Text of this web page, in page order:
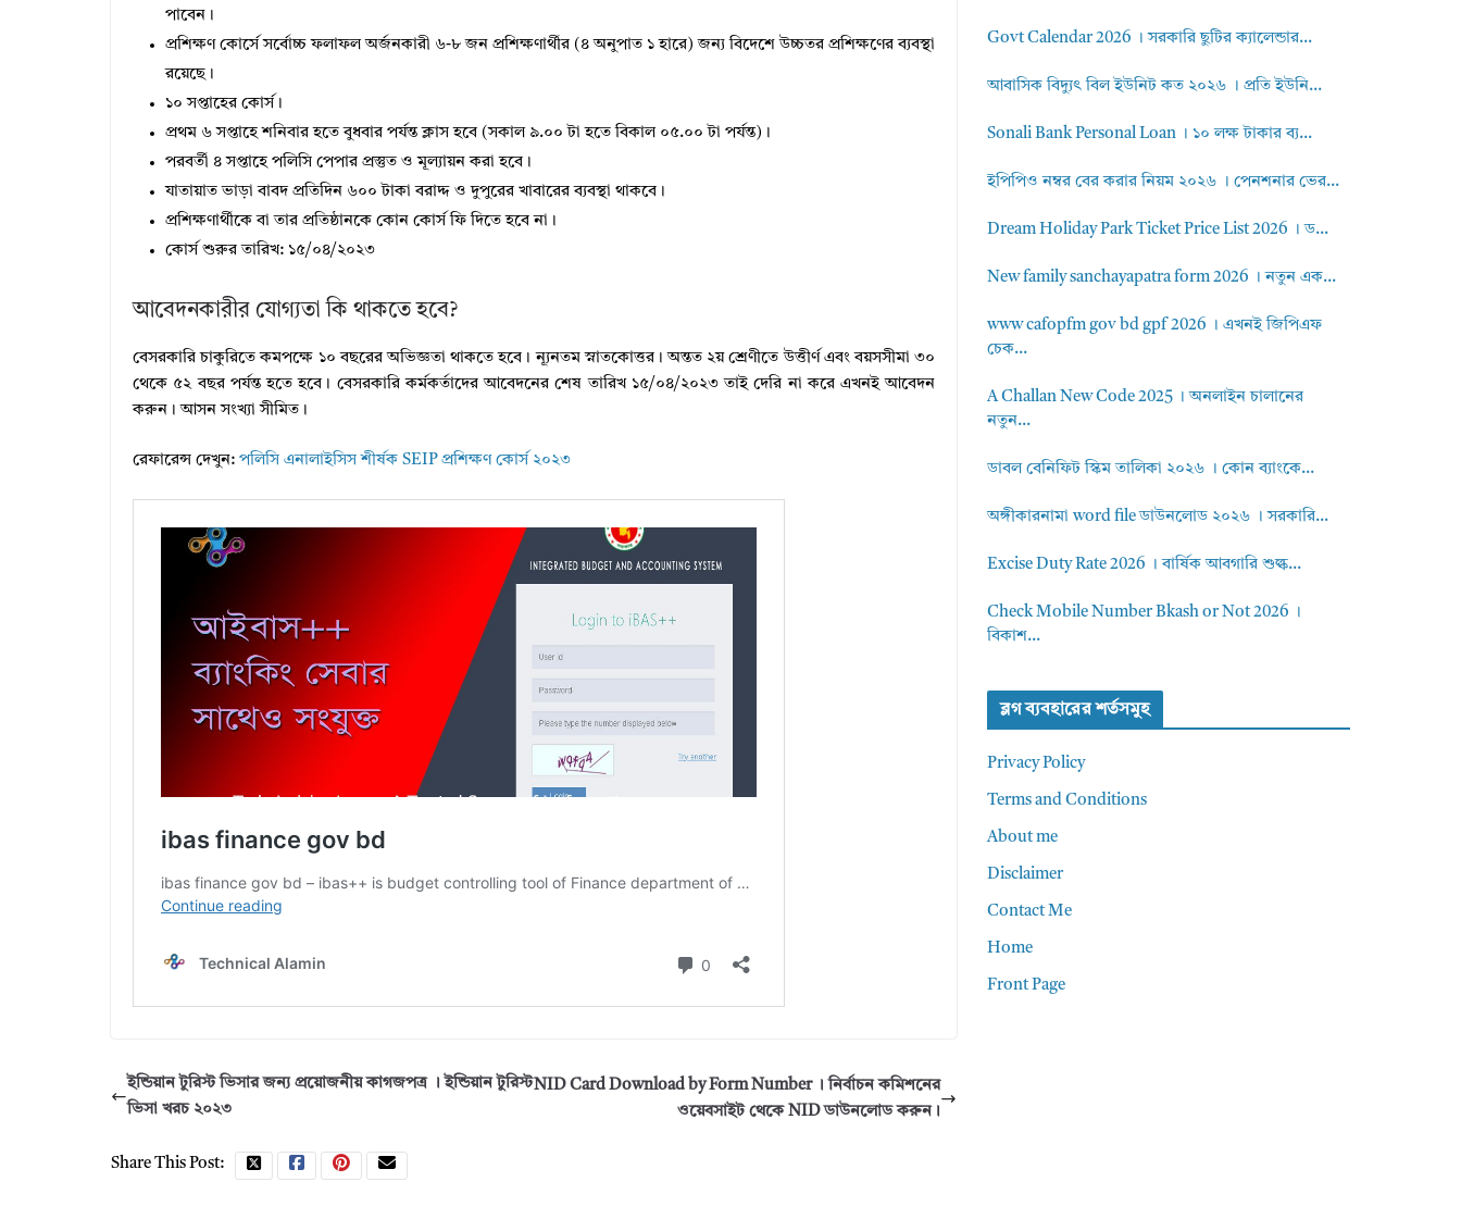
পাবেন।
প্রশিক্ষণ কোর্সে সর্বোচ্চ ফলাফল অর্জনকারী ৬-৮ জন প্রশিক্ষণার্থীর (৪ অনুপাত ১ হারে) জন্য বিদেশে উচ্চতর প্রশিক্ষণের ব্যবস্থা
রয়েছে।
১০ সপ্তাহের কোর্স।
প্রথম ৬ সপ্তাহে শনিবার হতে বুধবার পর্যন্ত ক্লাস হবে (সকাল ৯.০০ টা হতে বিকাল ০৫.০০ টা পর্যন্ত)।
পরবর্তী ৪ সপ্তাহে পলিসি পেপার প্রস্তুত ও মূল্যায়ন করা হবে।
যাতায়াত ভাড়া বাবদ প্রতিদিন ৬০০ টাকা বরাদ্দ ও দুপুরের খাবারের ব্যবস্থা থাকবে।
প্রশিক্ষণার্থীকে বা তার প্রতিষ্ঠানকে কোন কোর্স ফি দিতে হবে না।
কোর্স শুরুর তারিখ: ১৫/০৪/২০২৩
আবেদনকারীর যােগ্যতা কি থাকতে হবে?
বেসরকারি চাকুরিতে কমপক্ষে ১০ বছরের অভিজ্ঞতা থাকতে হবে। ন্যূনতম স্নাতকোত্তর। অন্তত ২য় শ্রেণীতে উত্তীর্ণ এবং বয়সসীমা ৩০
থেকে ৫২ বছর পর্যন্ত হতে হবে। বেসরকারি কর্মকর্তাদের আবেদনের শেষ তারিখ ১৫/০৪/২০২৩ তাই দেরি না করে এখনই আবেদন
করুন। আসন সংখ্যা সীমিত।
রেফারেন্স দেখুন: পলিসি এনালাইসিস শীর্ষক SEIP প্রশিক্ষণ কোর্স ২০২৩
ইন্ডিয়ান টুরিস্ট ভিসার জন্য প্রয়োজনীয় কাগজপত্র । ইন্ডিয়ান টুরিস্ট
ভিসা খরচ ২০২৩
NID Card Download by Form Number । নির্বাচন কমিশনের
ওয়েবসাইট থেকে NID ডাউনলোড করুন।
Share This Post:
Govt Calendar 2026 । সরকারি ছুটির ক্যালেন্ডার...
আবাসিক বিদ্যুৎ বিল ইউনিট কত ২০২৬ । প্রতি ইউনি...
Sonali Bank Personal Loan । ১০ লক্ষ টাকার ব্য...
ইপিপিও নম্বর বের করার নিয়ম ২০২৬ । পেনশনার ভের...
Dream Holiday Park Ticket Price List 2026 । ড...
New family sanchayapatra form 2026 । নতুন এক...
www cafopfm gov bd gpf 2026 । এখনই জিপিএফ
চেক...
A Challan New Code 2025 । অনলাইন চালানের
নতুন...
ডাবল বেনিফিট স্কিম তালিকা ২০২৬ । কোন ব্যাংকে...
অঙ্গীকারনামা word file ডাউনলোড ২০২৬ । সরকারি...
Excise Duty Rate 2026 । বার্ষিক আবগারি শুল্ক...
Check Mobile Number Bkash or Not 2026 ।
বিকাশ...
ব্লগ ব্যবহারের শর্তসমুহ
Privacy Policy
Terms and Conditions
About me
Disclaimer
Contact Me
Home
Front Page